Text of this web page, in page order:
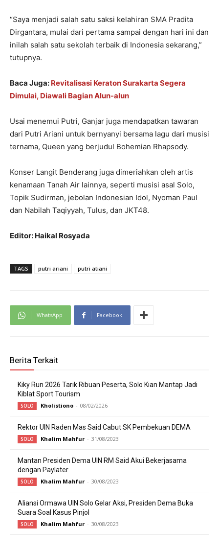
“Saya menjadi salah satu saksi kelahiran SMA Pradita
Dirgantara, mulai dari pertama sampai dengan hari ini dan
inilah salah satu sekolah terbaik di Indonesia sekarang,”
tutupnya.
Baca Juga: Revitalisasi Keraton Surakarta Segera
Dimulai, Diawali Bagian Alun-alun
Usai menemui Putri, Ganjar juga mendapatkan tawaran
dari Putri Ariani untuk bernyanyi bersama lagu dari musisi
ternama, Queen yang berjudul Bohemian Rhapsody.
Konser Langit Benderang juga dimeriahkan oleh artis
kenamaan Tanah Air lainnya, seperti musisi asal Solo,
Topik Sudirman, jebolan Indonesian Idol, Nyoman Paul
dan Nabilah Taqiyyah, Tulus, dan JKT48.
Editor: Haikal Rosyada
TAGS putri ariani putri atiani
WhatsApp Facebook
Berita Terkait
Kiky Run 2026 Tarik Ribuan Peserta, Solo Kian Mantap Jadi
Kiblat Sport Tourism
SOLO Kholistiono - 08/02/2026
Rektor UIN Raden Mas Said Cabut SK Pembekuan DEMA
SOLO Khalim Mahfur - 31/08/2023
Mantan Presiden Dema UIN RM Said Akui Bekerjasama
dengan Paylater
SOLO Khalim Mahfur - 30/08/2023
Aliansi Ormawa UIN Solo Gelar Aksi, Presiden Dema Buka
Suara Soal Kasus Pinjol
SOLO Khalim Mahfur - 30/08/2023